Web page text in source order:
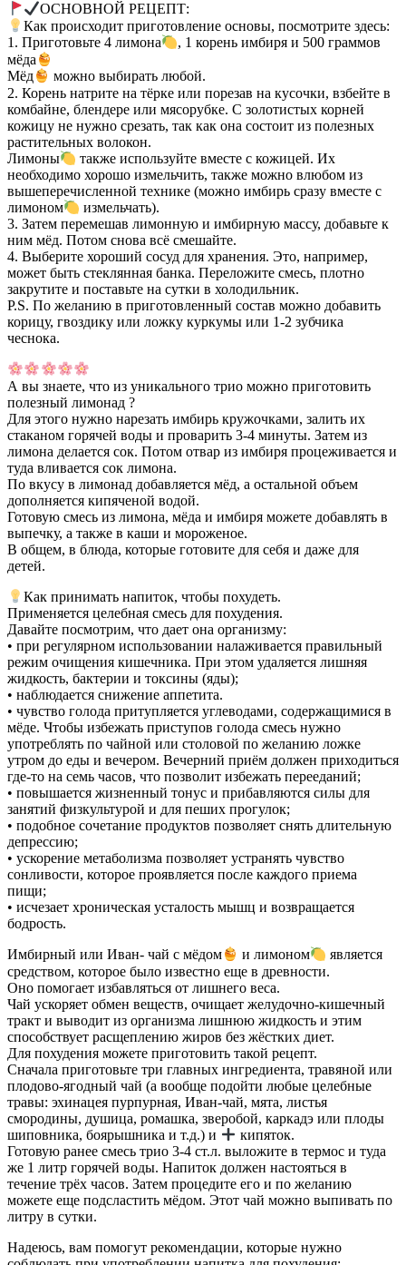
ОСНОВНОЙ РЕЦЕПТ:
Как происходит приготовление основы, посмотрите здесь:
1. Приготовьте 4 лимона
, 1 корень имбиря и 500 граммов
мёда
Мёд
можно выбирать любой.
2. Корень натрите на тёрке или порезав на кусочки, взбейте в
комбайне, блендере или мясорубке. С золотистых корней
кожицу не нужно срезать, так как она состоит из полезных
растительных волокон.
Лимоны
также используйте вместе с кожицей. Их
необходимо хорошо измельчить, также можно влюбом из
вышеперечисленной технике (можно имбирь сразу вместе с
лимоном
измельчать).
3. Затем перемешав лимонную и имбирную массу, добавьте к
ним мёд. Потом снова всё смешайте.
4. Выберите хороший сосуд для хранения. Это, например,
может быть стеклянная банка. Переложите смесь, плотно
закрутите и поставьте на сутки в холодильник.
P.S. По желанию в приготовленный состав можно добавить
корицу, гвоздику или ложку куркумы или 1-2 зубчика
чеснока.
А вы знаете, что из уникального трио можно приготовить
полезный лимонад ?
Для этого нужно нарезать имбирь кружочками, залить их
стаканом горячей воды и проварить 3-4 минуты. Затем из
лимона делается сок. Потом отвар из имбиря процеживается и
туда вливается сок лимона.
По вкусу в лимонад добавляется мёд, а остальной объем
дополняется кипяченой водой.
Готовую смесь из лимона, мёда и имбиря можете добавлять в
выпечку, а также в каши и мороженое.
В общем, в блюда, которые готовите для себя и даже для
детей.
Как принимать напиток, чтобы похудеть.
Применяется целебная смесь для похудения.
Давайте посмотрим, что дает она организму:
• при регулярном использовании налаживается правильный
режим очищения кишечника. При этом удаляется лишняя
жидкость, бактерии и токсины (яды);
• наблюдается снижение аппетита.
• чувство голода притупляется углеводами, содержащимися в
мёде. Чтобы избежать приступов голода смесь нужно
употреблять по чайной или столовой по желанию ложке
утром до еды и вечером. Вечерний приём должен приходиться
где-то на семь часов, что позволит избежать перееданий;
• повышается жизненный тонус и прибавляются силы для
занятий физкультурой и для пеших прогулок;
• подобное сочетание продуктов позволяет снять длительную
депрессию;
• ускорение метаболизма позволяет устранять чувство
сонливости, которое проявляется после каждого приема
пищи;
• исчезает хроническая усталость мышц и возвращается
бодрость.
Имбирный или Иван- чай с мёдом и лимоном
является
средством, которое было известно еще в древности.
Оно помогает избавляться от лишнего веса.
Чай ускоряет обмен веществ, очищает желудочно-кишечный
тракт и выводит из организма лишнюю жидкость и этим
способствует расщеплению жиров без жёстких диет.
Для похудения можете приготовить такой рецепт.
Сначала приготовьте три главных ингредиента, травяной или
плодово-ягодный чай (а вообще подойти любые целебные
травы: эхинацея пурпурная, Иван-чай, мята, листья
смородины, душица, ромашка, зверобой, каркадэ или плоды
шиповника, боярышника и т.д.) и
кипяток.
Готовую ранее смесь трио 3-4 ст.л. выложите в термос и туда
же 1 литр горячей воды. Напиток должен настояться в
течение трёх часов. Затем процедите его и по желанию
можете еще подсластить мёдом. Этот чай можно выпивать по
литру в сутки.
Надеюсь, вам помогут рекомендации, которые нужно